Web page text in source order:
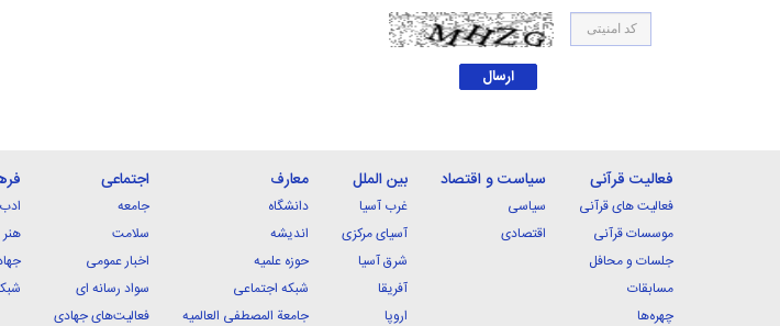
فعالیت قرآنی
فعالیت های قرآنی
موسسات قرآنی
جلسات و محافل
مسابقات
چهره‌ها
سیاست و اقتصاد
سیاسی
اقتصادی
بین الملل
غرب آسیا
آسیای مرکزی
شرق آسیا
آفریقا
اروپا
معارف
دانشگاه
اندیشه
حوزه علمیه
شبکه اجتماعی
جامعة المصطفی العالمیه
اجتماعی
جامعه
سلامت
اخبار عمومی
سواد رسانه ای
فعالیت‌های جهادی
ادب
هنر